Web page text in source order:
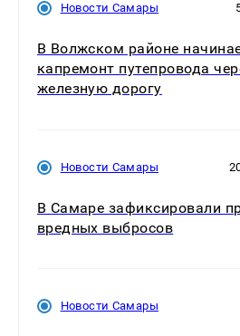
крушение вертолета на
Кавказе: смотреть
Новости Самары
В Волжском районе
капремонт путепровода
железную дорогу
Новости Самары
В Самаре зафиксировали
вредных выбросов
Новости Самары